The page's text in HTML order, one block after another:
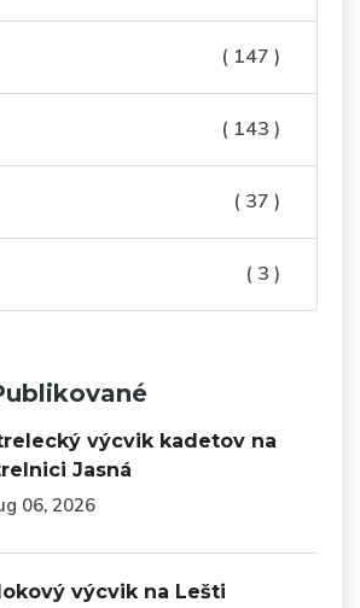
( 147 )
( 143 )
( 37 )
( 3 )
výcvik kadetov na
Jasná
06, 2026
výcvik na Lešti